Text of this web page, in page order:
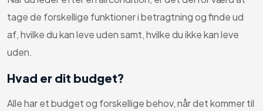
tage de forskellige funktioner i betragtning og finde ud
af, hvilke du kan leve uden samt, hvilke du ikke kan leve
uden.
Hvad er dit budget?
Alle har et budget og forskellige behov, når det kommer til